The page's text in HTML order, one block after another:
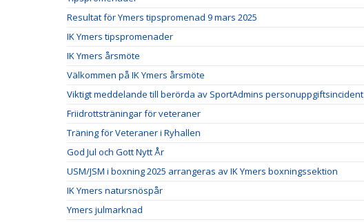
Resultat för Ymers tipspromenad 9 mars 2025
IK Ymers tipspromenader
IK Ymers årsmöte
Välkommen på IK Ymers årsmöte
Viktigt meddelande till berörda av SportAdmins personuppgiftsincident
Friidrottsträningar för veteraner
Träning för Veteraner i Ryhallen
God Jul och Gott Nytt År
USM/JSM i boxning 2025 arrangeras av IK Ymers boxningssektion
IK Ymers natursnöspår
Ymers julmarknad